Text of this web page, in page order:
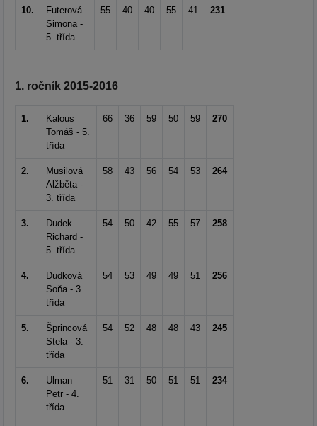
10.
Futerová
Simona -
5. třída
55 40 40 55 41 231
1. ročník 2015-2016
1.
Kalous
Tomáš - 5.
třída
66 36 59 50 59 270
2.
Musilová
Alžběta -
3. třída
58 43 56 54 53 264
3.
Dudek
Richard -
5. třída
54 50 42 55 57 258
4.
Dudková
Soňa - 3.
třída
54 53 49 49 51 256
5.
Šprincová
Stela - 3.
třída
54 52 48 48 43 245
6.
Ulman
Petr - 4.
třída
51 31 50 51 51 234